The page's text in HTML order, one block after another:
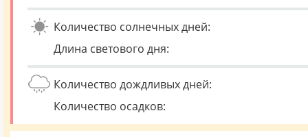
Количество солнечных дней:
Длина светового дня:
Количество дождливых дней:
Количество осадков: